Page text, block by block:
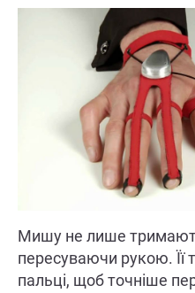
Мишу не лише
пересуваючи рукою. Її
пальці, щоб точніше